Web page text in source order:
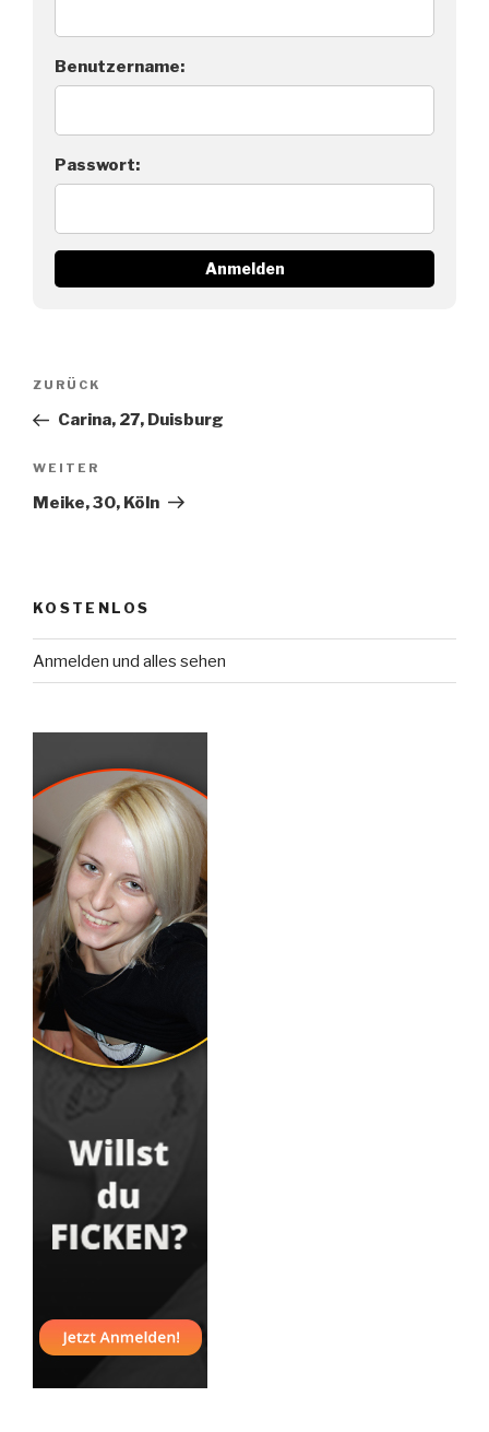
Benutzername:
Passwort:
Beitragsnavigation
Vorheriger
Beitrag
ZURÜCK
Carina, 27, Duisburg
Nächster
Beitrag
WEITER
Meike, 30, Köln
KOSTENLOS
Anmelden und alles sehen